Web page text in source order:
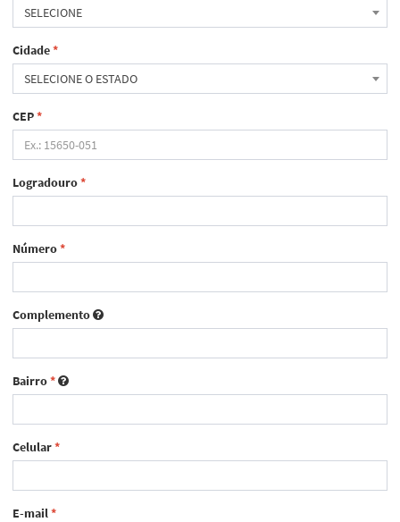
SELECIONE
Cidade*
SELECIONE O ESTADO
CEP*
Logradouro*
Número*
Complemento
Bairro*
Celular*
E-mail*